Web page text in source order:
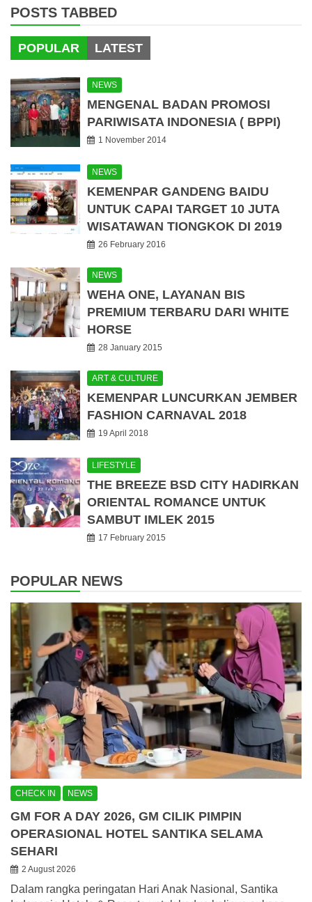
POSTS TABBED
POPULAR LATEST
NEWS
MENGENAL BADAN PROMOSI
PARIWISATA INDONESIA ( BPPI)
1 November 2014
NEWS
KEMENPAR GANDENG BAIDU
UNTUK CAPAI TARGET 10 JUTA
WISATAWAN TIONGKOK DI 2019
26 February 2016
NEWS
WEHA ONE, LAYANAN BIS
PREMIUM TERBARU DARI WHITE
HORSE
28 January 2015
ART & CULTURE
KEMENPAR LUNCURKAN JEMBER
FASHION CARNAVAL 2018
19 April 2018
LIFESTYLE
THE BREEZE BSD CITY HADIRKAN
ORIENTAL ROMANCE UNTUK
SAMBUT IMLEK 2015
17 February 2015
POPULAR NEWS
CHECK IN NEWS
GM FOR A DAY 2026, GM CILIK PIMPIN
OPERASIONAL HOTEL SANTIKA SELAMA
SEHARI
2 August 2026
Dalam rangka peringatan Hari Anak Nasional, Santika